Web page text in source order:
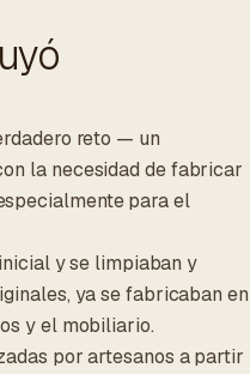
reto — un
la necesidad de fabricar
para el
y se limpiaban y
ya se fabricaban en
y el mobiliario.
por artesanos a partir